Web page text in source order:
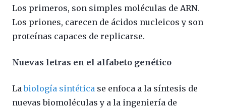
Los primeros, son simples moléculas de ARN.
Los priones, carecen de ácidos nucleicos y son
proteínas capaces de replicarse.
Nuevas letras en el alfabeto genético
Labiología sintética se enfoca a la síntesis de
nuevas biomoléculas y a la ingeniería de